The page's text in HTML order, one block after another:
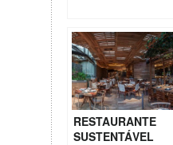
RESTAURANTE
SUSTENTÁVEL